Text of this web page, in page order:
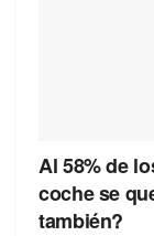
Al 58% de
coche se
también?